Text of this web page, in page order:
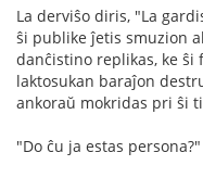
La derviŝo diris, "La
ŝi publike ĵetis smuzion
danĉistino replikas, ke
laktosukan baraĵon
ankoraŭ mokridas pri ŝi
"Do ĉu ja estas persona?"